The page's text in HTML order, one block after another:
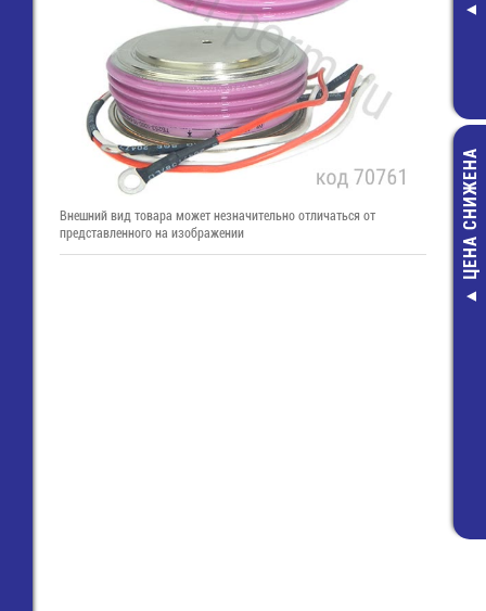
ЦЕНА СНИЖЕНА
Внешний вид товара может незначительно отличаться от
представленного на изображении